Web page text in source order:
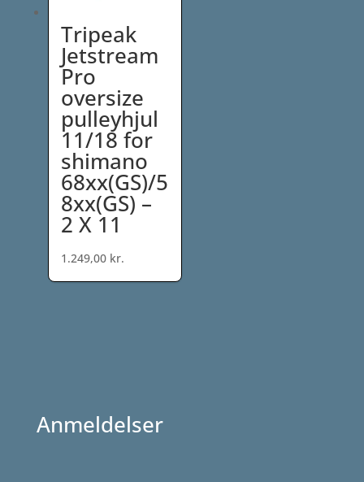
Tripeak
Jetstream
Pro
oversize
pulleyhjul
11/18 for
shimano
68xx(GS)/5
8xx(GS) –
2 X 11
1.249,00 kr.
Anmeldelser